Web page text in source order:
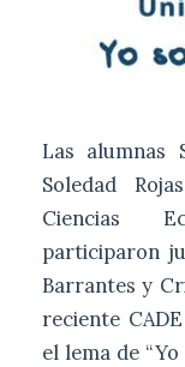
Las alumnas
Soledad
Ciencias
participaron
Barrantes y
reciente
el lema de